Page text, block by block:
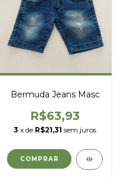
Bermuda Jeans Masc
R$63,93
3 x de R$21,31 sem juros
COMPRAR